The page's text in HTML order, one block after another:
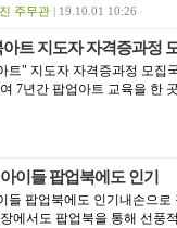
주무관 | 19.10.01 10:26
트 지도자 자격증과정
트" 지도자 자격증과정 모집
7년간 팝업아트 교육을 한
이들 팝업북에도 인기
들 팝업북에도 인기내손으
에서도 팝업북을 통해 선풍